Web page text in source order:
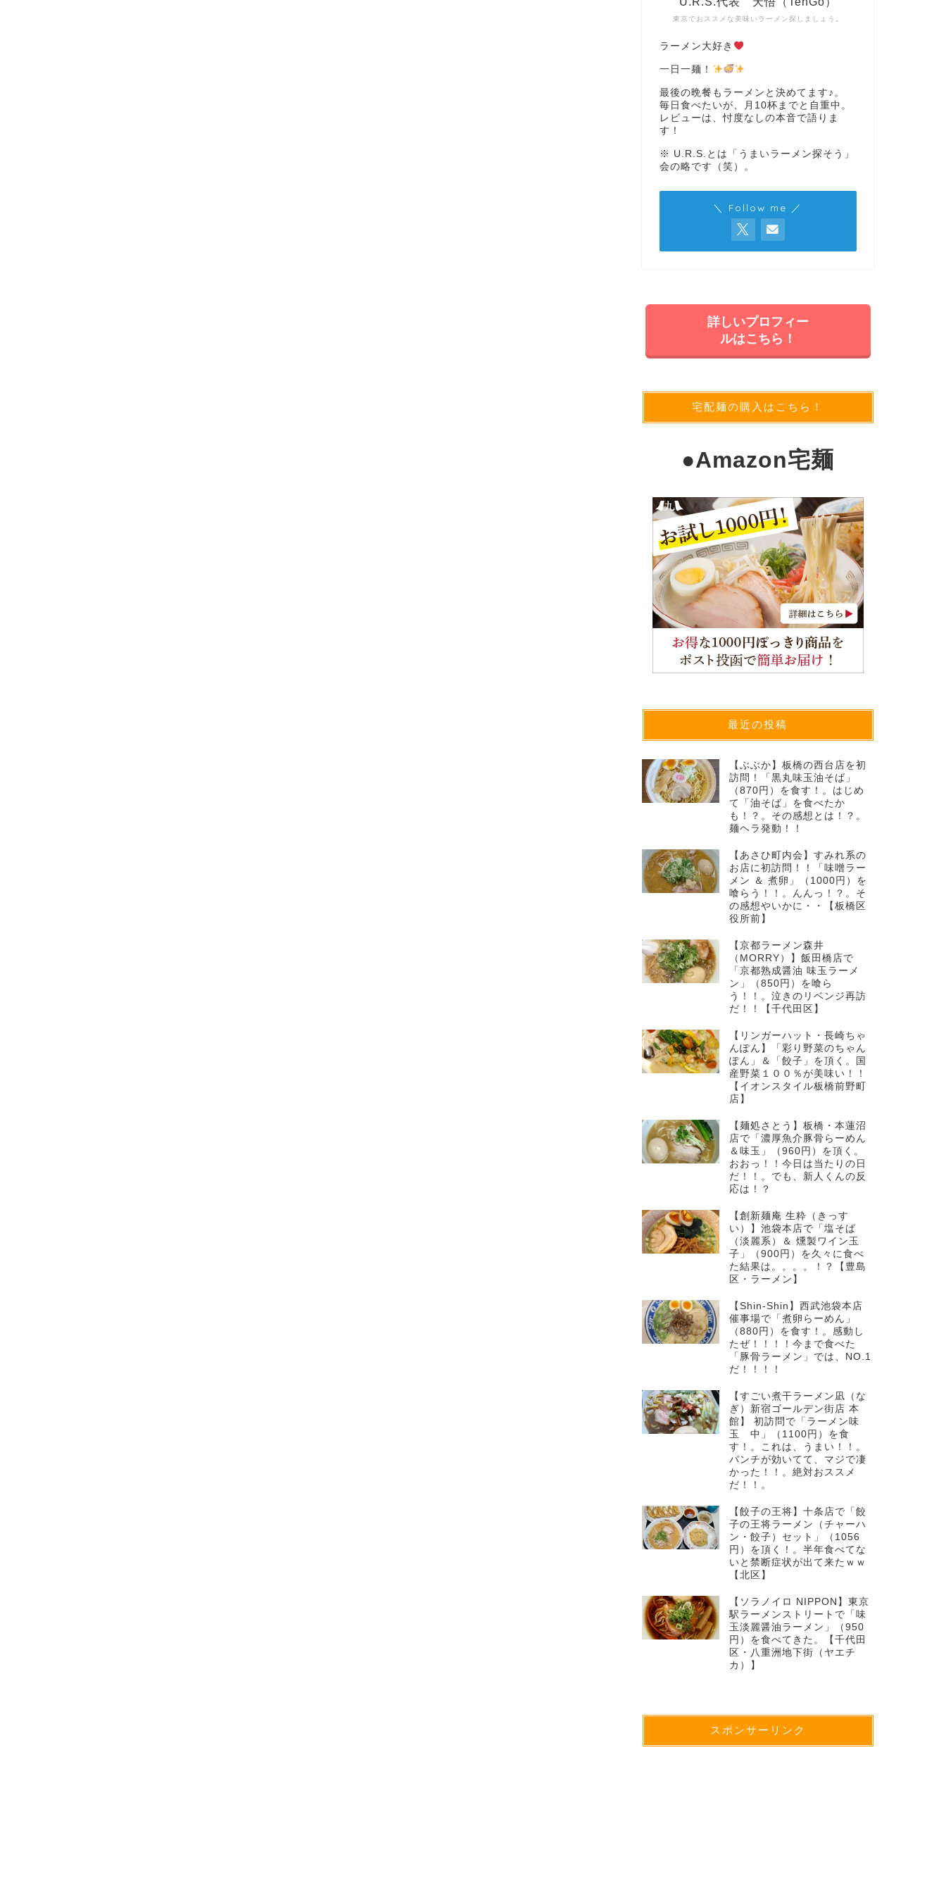
東京でおススメな美味いラーメン探しましょう。
ラーメン大好き
一日一麺！
最後の晩餐もラーメンと決めてます♪。
毎日食べたいが、月10杯までと自重中。
レビューは、忖度なしの本音で語りま
す！
※ U.R.S.とは「うまいラーメン探そう」
会の略です（笑）。
＼ Follow me ／
詳しいプロフィー
ルはこちら！
宅配麺の購入はこちら！
●Amazon宅麺
最近の投稿
【ぶぶか】板橋の西台店を初
訪問！「黒丸味玉油そば」
（870円）を食す！。はじめ
て「油そば」を食べたか
も！？。その感想とは！？。
麺ヘラ発動！！
【あさひ町内会】すみれ系の
お店に初訪問！！「味噌ラー
メン ＆ 煮卵」（1000円）を
喰らう！！。んんっ！？。そ
の感想やいかに・・【板橋区
役所前】
【京都ラーメン森井
（MORRY）】飯田橋店で
「京都熟成醤油 味玉ラーメ
ン」（850円）を喰ら
う！！。泣きのリベンジ再訪
だ！！【千代田区】
【リンガーハット・長崎ちゃ
んぽん】「彩り野菜のちゃん
ぽん」＆「餃子」を頂く。国
産野菜１００％が美味い！！
【イオンスタイル板橋前野町
店】
【麺処さとう】板橋・本蓮沼
店で「濃厚魚介豚骨らーめん
＆味玉」（960円）を頂く。
おおっ！！今日は当たりの日
だ！！。でも、新人くんの反
応は！？
【創新麺庵 生粋（きっす
い）】池袋本店で「塩そば
（淡麗系）＆ 燻製ワイン玉
子」（900円）を久々に食べ
た結果は。。。。！？【豊島
区・ラーメン】
【Shin-Shin】西武池袋本店
催事場で「煮卵らーめん」
（880円）を食す！。感動し
たぜ！！！！今まで食べた
「豚骨ラーメン」では、NO.1
だ！！！！
【すごい煮干ラーメン凪（な
ぎ）新宿ゴールデン街店 本
館】 初訪問で「ラーメン味
玉 中」（1100円）を食
す！。これは、うまい！！。
パンチが効いてて、マジで凄
かった！！。絶対おススメ
だ！！。
【餃子の王将】十条店で「餃
子の王将ラーメン（チャーハ
ン・餃子）セット」（1056
円）を頂く！。半年食べてな
いと禁断症状が出て来たｗｗ
【北区】
【ソラノイロ NIPPON】東京
駅ラーメンストリートで「味
玉淡麗醤油ラーメン」（950
円）を食べてきた。【千代田
区・八重洲地下街（ヤエチ
カ）】
スポンサーリンク